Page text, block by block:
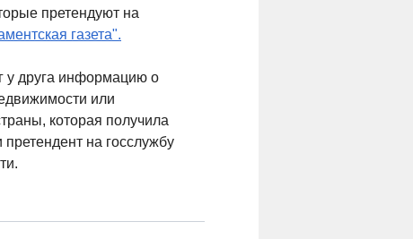
претендуют на
газета".
у друга информацию о
или
которая получила
на госслужбу